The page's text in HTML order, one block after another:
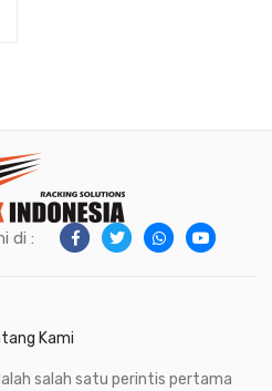
di :
Kami
salah satu perintis pertama